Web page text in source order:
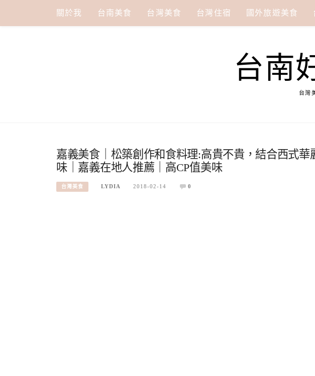
關於我 台南美食 台灣美食 台灣住宿 國外旅遊美食
台南
台灣
嘉義美食｜松築創作和食料理:高貴不貴，結合西式
味｜嘉義在地人推薦｜高CP值美味
台灣美食 LYDIA 2018-02-14 0